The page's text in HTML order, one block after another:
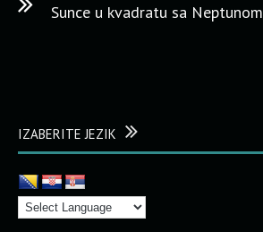
Sunce u kvadratu sa Neptunom
IZABERITE JEZIK